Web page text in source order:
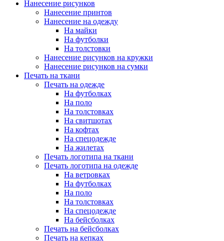
Нанесение рисунков
Нанесение принтов
Нанесение на одежду
На майки
На футболки
На толстовки
Нанесение рисунков на кружки
Нанесение рисунков на сумки
Печать на ткани
Печать на одежде
На футболках
На поло
На толстовках
На свитшотах
На кофтах
На спецодежде
На жилетах
Печать логотипа на ткани
Печать логотипа на одежде
На ветровках
На футболках
На поло
На толстовках
На спецодежде
На бейсболках
Печать на бейсболках
Печать на кепках